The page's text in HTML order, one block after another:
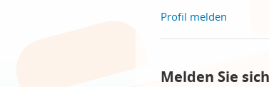
Profil melden
Melden Sie